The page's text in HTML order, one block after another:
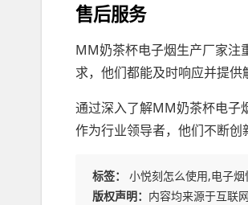
售后服务
MM奶茶杯电子烟生产厂家注
求，他们都能及时响应并提供
通过深入了解MM奶茶杯电子
作为行业领导者，他们不断创
标签：
小悦刻怎么使用,电子烟
版权声明： 内容均来源于互联